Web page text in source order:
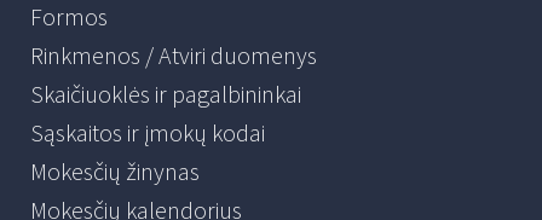
Formos
Rinkmenos / Atviri duomenys
Skaičiuoklės ir pagalbininkai
Sąskaitos ir įmokų kodai
Mokesčių žinynas
Mokesčių kalendorius